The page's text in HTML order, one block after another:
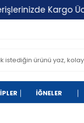
Kargo Ücretsiz!
İĞNELER